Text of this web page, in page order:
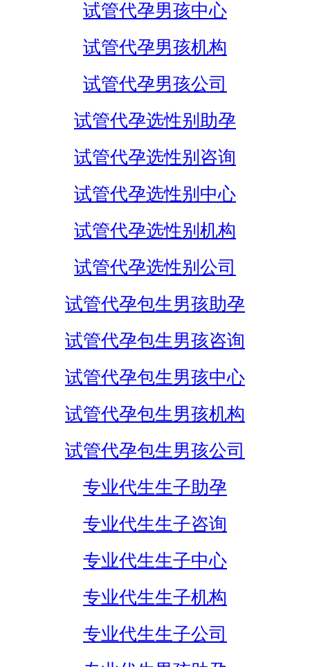
试管代孕男孩中心
试管代孕男孩机构
试管代孕男孩公司
试管代孕选性别助孕
试管代孕选性别咨询
试管代孕选性别中心
试管代孕选性别机构
试管代孕选性别公司
试管代孕包生男孩助孕
试管代孕包生男孩咨询
试管代孕包生男孩中心
试管代孕包生男孩机构
试管代孕包生男孩公司
专业代生生子助孕
专业代生生子咨询
专业代生生子中心
专业代生生子机构
专业代生生子公司